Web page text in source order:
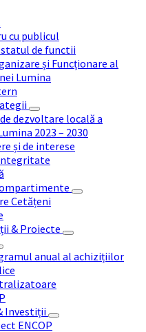
cu publicul
de functii
și Funcționare al
Lumina
dezvoltare locală a
2023 – 2030
și de interese
Cetățeni
& Proiecte
anual al achizițiilor
Investiții
ENCOP